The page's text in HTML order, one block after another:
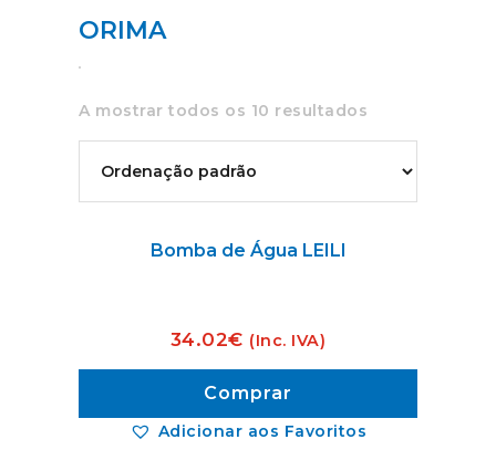
ORIMA
A mostrar todos os 10 resultados
Adicionar aos Favoritos
Bomba de Água LEILI
34.02€ (Inc. IVA)
Comprar